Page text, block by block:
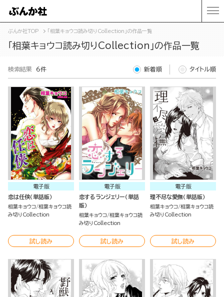
ぶんか社TOP 「相葉キョウコ読み切りCollection」の作品一覧
「相葉キョウコ読み切りCollection」の作品一覧
検索結果 6件 新着順 タイトル順
電子版
恋は任侠（単話版）
相葉キョウコ 相葉キョウコ読
み切りCollection
試し読み
電子版
恋するランジェリー（単話
版）
相葉キョウコ 相葉キョウコ読
み切りCollection
試し読み
電子版
理不尽な愛撫（単話版）
相葉キョウコ 相葉キョウコ読
み切りCollection
試し読み